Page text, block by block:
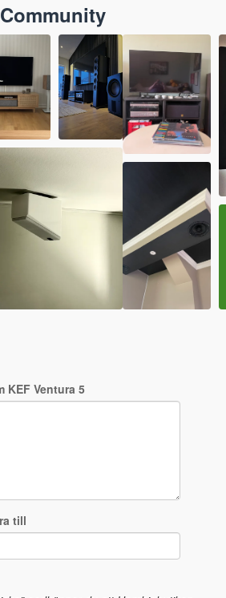
KEF Ventura 5
till